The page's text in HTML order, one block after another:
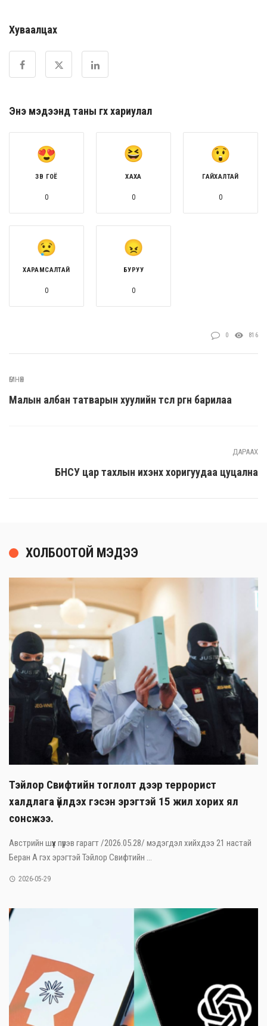
Хуваалцах
Энэ мэдээнд таны өгөх хариулал
ЗӨВ ГОЁ
0
ХАХА
0
ГАЙХАЛТАЙ
0
ХАРАМСАЛТАЙ
0
БУРУУ
0
0 816
ӨМНӨХ
Малын албан татварын хуулийн төсөл өргөн барилаа
ДАРААХ
БНСУ цар тахлын ихэнх хоригуудаа цуцална
ХОЛБООТОЙ МЭДЭЭ
Тэйлор Свифтийн тоглолт дээр террорист
халдлага үйлдэх гэсэн эрэгтэй 15 жил хорих ял
сонсжээ.
Австрийн шүүх пүрэв гарагт /2026.05.28/ мэдэгдэл хийхдээ 21 настай
Беран А гэх эрэгтэй Тэйлор Свифтийн ...
2026-05-29